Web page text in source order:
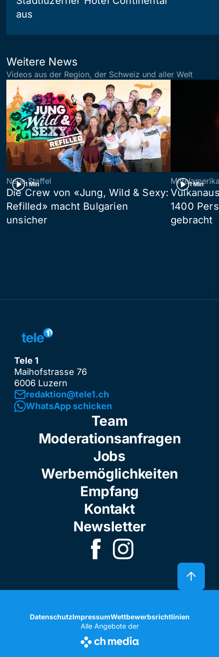
aus
Weitere News
Videos aus der Region, der Schweiz und aller Welt
1 Min
Neue Staffel
Die Crew von «Jung, Wild & Sexy:
Refilled» macht Bulgarien
unsicher
1 Min
1400
gebracht
Tele 1
Maihofstrasse 76
6006 Luzern
redaktion@tele1.ch
WhatsApp schicken
Team
Moderationsanfragen
Jobs
Werbemöglichkeiten
Empfang
Kontakt
Newsletter
DatenschutzImpressumWettbewerbsrichtlinien
Alle Angebote der